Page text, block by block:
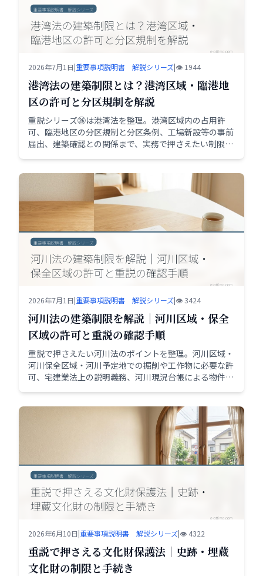
2026年7月1日|重要事項説明書 解説シリーズ|👁️ 1944
港湾法の建築制限とは？港湾区域・臨港地
区の許可と分区規制を解説
重説シリーズ㉖は港湾法を整理。港湾区域内の占用許
可、臨港地区の分区規制と分区条例、工場新設等の事前
届出、建築確認との関係まで、実務で押さえたい制限と
2026年7月1日|重要事項説明書 解説シリーズ|👁️ 3424
河川法の建築制限を解説｜河川区域・保全
区域の許可と重説の確認手順
重説で押さえたい河川法のポイントを整理。河川区域・
河川保全区域・河川予定地での掘削や工作物に必要な許
可、宅建業法上の説明義務、河川現況台帳による物件確
2026年6月10日|重要事項説明書 解説シリーズ|👁️ 4322
重説で押さえる文化財保護法｜史跡・埋蔵
文化財の制限と手続き